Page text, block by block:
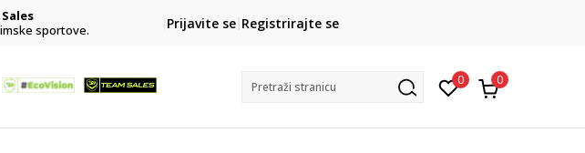
sportove.
CLICK& COLLECT
besplatno preuzimanje u trgovini
Prijavite se Registrirajte se
Pretraži stranicu 0 0